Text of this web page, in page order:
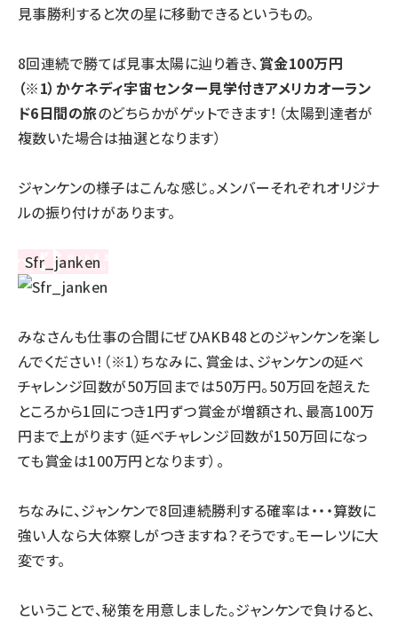
見事勝利すると次の星に移動できるというもの。
8回連続で勝てば見事太陽に辿り着き、賞金100万円
（※1）かケネディ宇宙センター見学付きアメリカオーラン
ド6日間の旅のどちらかがゲットできます！（太陽到達者が
複数いた場合は抽選となります）
ジャンケンの様子はこんな感じ。メンバーそれぞれオリジナ
ルの振り付けがあります。
みなさんも仕事の合間にぜひAKB48とのジャンケンを楽し
んでください！（※1）ちなみに、賞金は、ジャンケンの延べ
チャレンジ回数が50万回までは50万円。50万回を超えた
ところから1回につき1円ずつ賞金が増額され、最高100万
円まで上がります（延べチャレンジ回数が150万回になっ
ても賞金は100万円となります）。
ちなみに、ジャンケンで8回連続勝利する確率は・・・算数に
強い人なら大体察しがつきますね？そうです。モーレツに大
変です。
ということで、秘策を用意しました。ジャンケンで負けると、